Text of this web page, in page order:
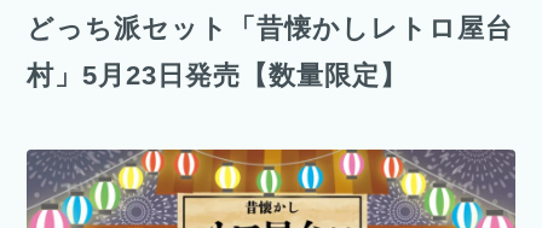
どっち派セット「昔懐かしレトロ屋台
村」5月23日発売【数量限定】